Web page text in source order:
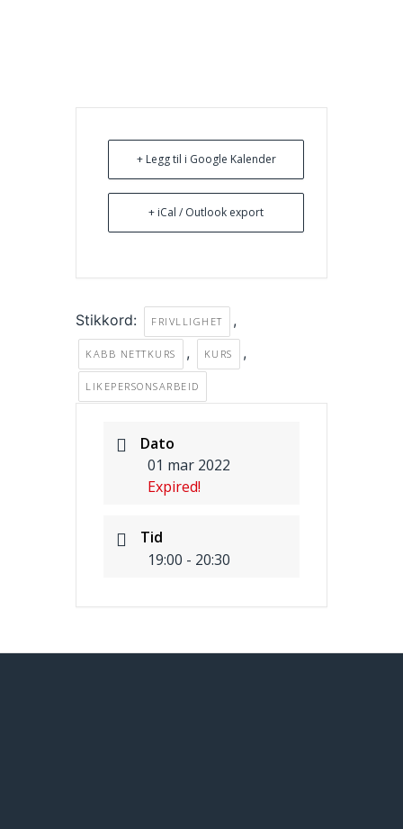
+ Legg til i Google Kalender
+ iCal / Outlook export
Stikkord: FRIVLLIGHET ,
KABB NETTKURS , KURS ,
LIKEPERSONSARBEID
Dato
01 mar 2022
Expired!
Tid
19:00 - 20:30